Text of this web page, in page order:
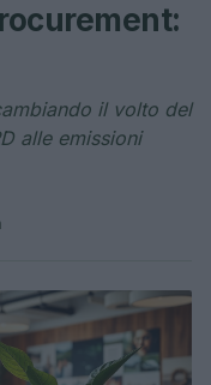
il volto del
alle emissioni